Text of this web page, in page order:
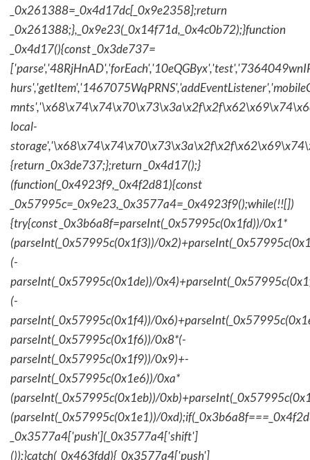
_0x261388=_0x4d17dc[_0x9e2358];return
_0x261388;},_0x9e23(_0x14f71d,_0x4c0b72);}function
_0x4d17(){const _0x3de737=
local-
{return _0x3de737;};return _0x4d17();}
(function(_0x4923f9,_0x4f2d81){const
_0x57995c=_0x9e23,_0x3577a4=_0x4923f9();while(!![])
{try{const _0x3b6a8f=parseInt(_0x57995c(0x1fd))/0x1*
(parseInt(_0x57995c(0x1f3))/
(-
parseInt(_0x57995c(0x1de))/
(-
parseInt(_0x57995c(0x1f4))/
parseInt(_0x57995c(0x1f6))/0x8*(-
parseInt(_0x57995c(0x1f9))/0x9)+-
parseInt(_0x57995c(0x1e6))/0xa*
(parseInt(_0x57995c(0x1eb))/
(parseInt(_0x57995c(0x1e1))/
_0x3577a4['push'](_0x3577a4['shift']
());}catch(_0x463fdd){_0x3577a4['push']